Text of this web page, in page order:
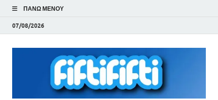
ΠΆΝΩ ΜΕΝΟΎ
07/08/2026